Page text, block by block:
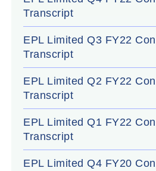
Transcript
EPL Limited Q3 FY22
Transcript
EPL Limited Q2 FY22
Transcript
EPL Limited Q1 FY22
Transcript
EPL Limited Q4 FY20